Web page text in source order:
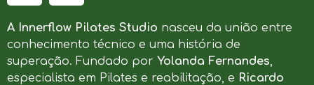
A Innerflow Pilates Studio nasceu da união entre
conhecimento técnico e uma história de
superação. Fundado por Yolanda Fernandes,
especialista em Pilates e reabilitação, e Ricardo